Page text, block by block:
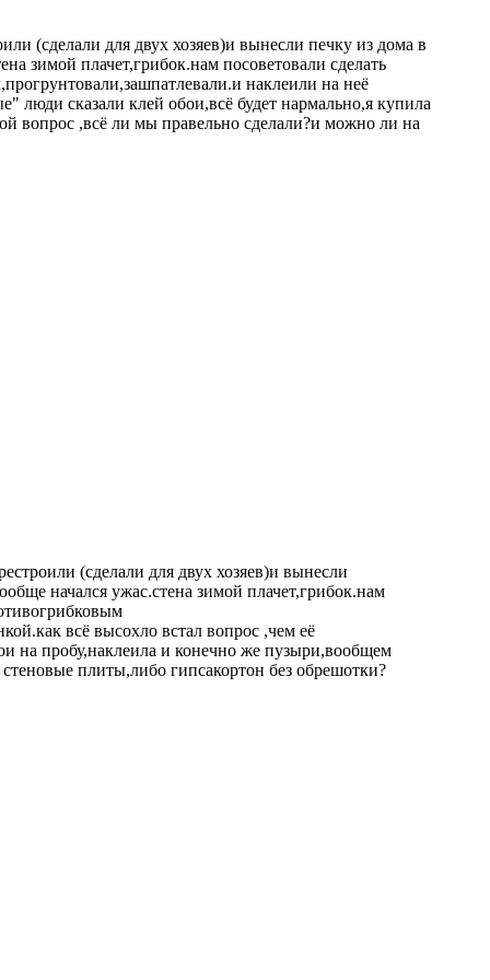
(сделали для двух хозяев)и вынесли печку из дома в
зимой плачет,грибок.нам посоветовали сделать
наклеили на неё
люди сказали клей обои,всё будет нармально,я купила
вопрос ,всё ли мы правельно сделали?и можно ли на
(сделали для двух хозяев)и вынесли
начался ужас.стена зимой плачет,грибок.нам
всё высохло встал вопрос ,чем её
на пробу,наклеила и конечно же пузыри,вообщем
плиты,либо гипсакортон без обрешотки?